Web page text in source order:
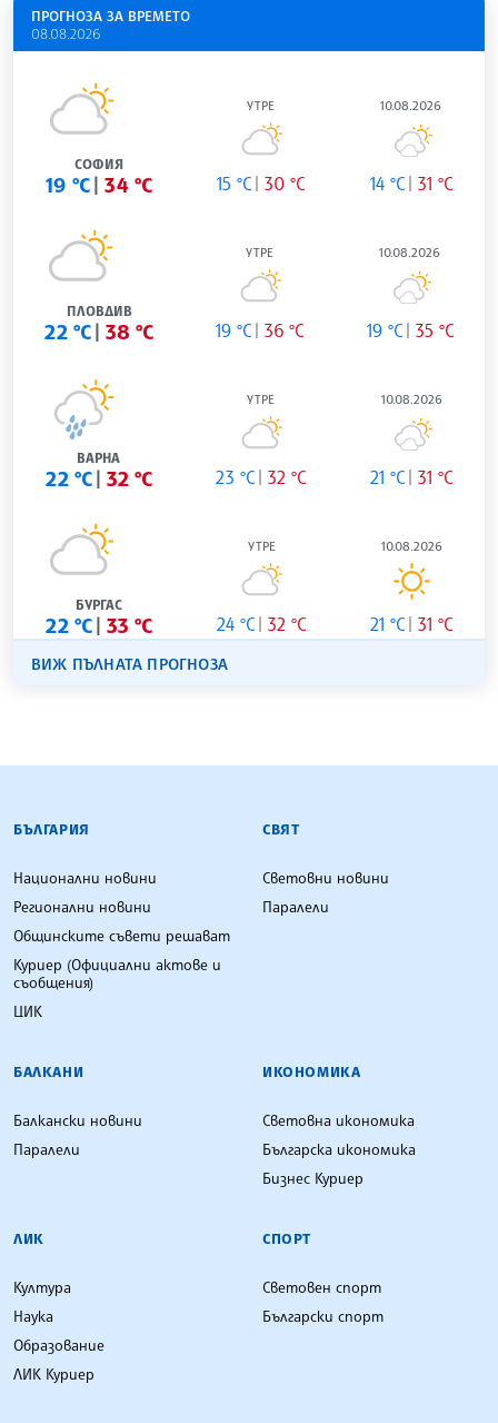
ПРОГНОЗА ЗА ВРЕМЕТО
08.08.2026
СОФИЯ
19 °C 34 °C
УТРЕ
15 °C 30 °C
10.08.2026
14 °C 31 °C
ПЛОВДИВ
22 °C 38 °C
УТРЕ
19 °C 36 °C
10.08.2026
19 °C 35 °C
ВАРНА
22 °C 32 °C
УТРЕ
23 °C 32 °C
10.08.2026
21 °C 31 °C
БУРГАС
22 °C 33 °C
УТРЕ
24 °C 32 °C
10.08.2026
21 °C 31 °C
ВИЖ ПЪЛНАТА ПРОГНОЗА
БЪЛГАРСКА ТЕЛЕГРАФНА АГЕНЦИЯ
БЪЛГАРИЯ
Национални новини
Регионални новини
Общинските съвети решават
Куриер (Официални актове и
съобщения)
ЦИК
СВЯТ
Световни новини
Паралели
БАЛКАНИ
Балкански новини
Паралели
ИКОНОМИКА
Световна икономика
Българска икономика
Бизнес Куриер
ЛИК
Култура
Наука
Образование
ЛИК Куриер
СПОРТ
Световен спорт
Български спорт